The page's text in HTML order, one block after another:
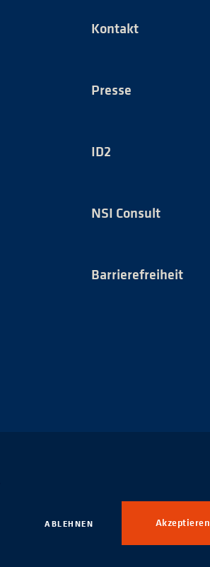
Kontakt
Presse
ID2
NSI Consult
Barrierefreiheit
ABLEHNEN Akzeptieren